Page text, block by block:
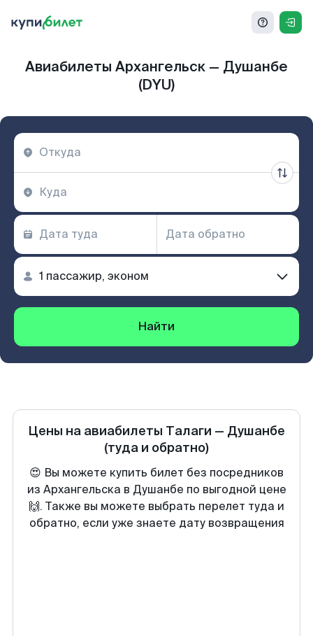
Авиабилеты Архангельск — Душанбе
(DYU)
Найти
Цены на авиабилеты Талаги — Душанбе
(туда и обратно)
😍 Вы можете купить билет без посредников
из Архангельска в Душанбе по выгодной цене
🙌. Также вы можете выбрать перелет туда и
обратно, если уже знаете дату возвращения